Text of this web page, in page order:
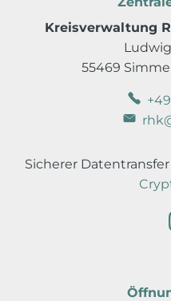
Kreisverwaltung
55469
Sicherer